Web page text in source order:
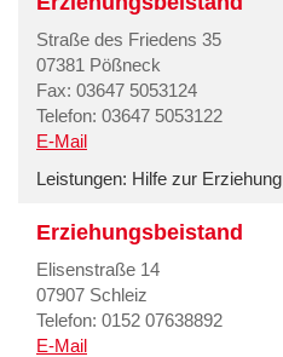
Straße des Friedens 35
07381 Pößneck
Fax: 03647 5053124
Telefon: 03647 5053122
E-Mail
Leistungen: Hilfe zur Erziehung
Erziehungsbeistand
Elisenstraße 14
07907 Schleiz
Telefon: 0152 07638892
E-Mail